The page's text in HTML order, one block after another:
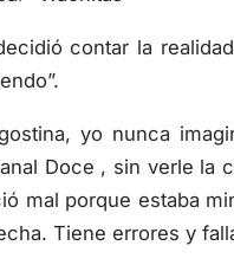
contar la
yo nunca
Doce , sin verle
mal porque estaba
Tiene errores y